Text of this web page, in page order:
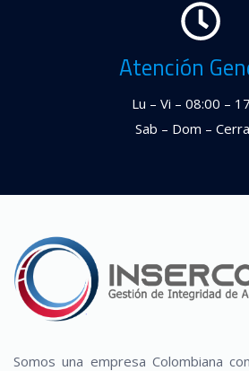
Atención
Lu – Vi – 08:00 –
Sab – Dom –
Somos una empresa Colombiana